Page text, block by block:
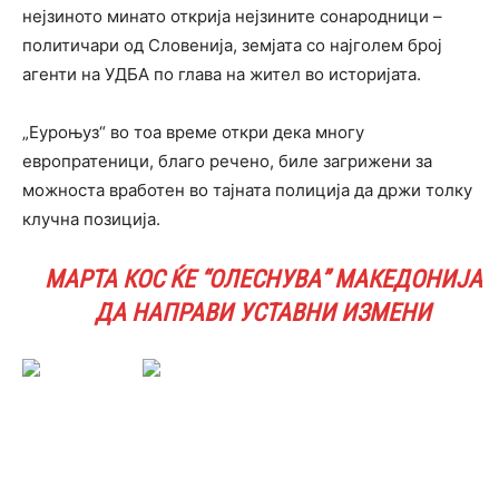
нејзиното минато открија нејзините сонародници –
политичари од Словенија, земјата со најголем број
агенти на УДБА по глава на жител во историјата.
„Еуроњуз“ во тоа време откри дека многу
европратеници, благо речено, биле загрижени за
можноста вработен во тајната полиција да држи толку
клучна позиција.
МАРТА КОС ЌЕ “ОЛЕСНУВА” МАКЕДОНИЈА
ДА НАПРАВИ УСТАВНИ ИЗМЕНИ